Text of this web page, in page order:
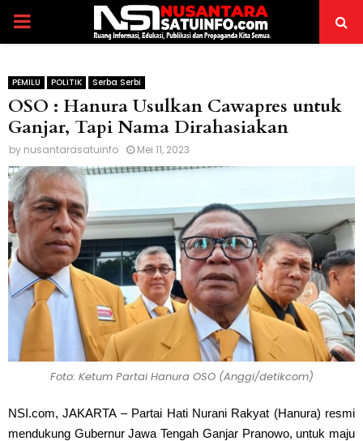
PRIMARY
PEMILU POLITIK Serba Serbi
OSO : Hanura Usulkan Cawapres untuk
Ganjar, Tapi Nama Dirahasiakan
by nusantarasatuinfo Mei 11, 2023
Foto: Ketum Partai Hanura OSO (Anggi/detikcom)
NSI.com, JAKARTA – Partai Hati Nurani Rakyat (Hanura) resmi
mendukung Gubernur Jawa Tengah Ganjar Pranowo, untuk maju